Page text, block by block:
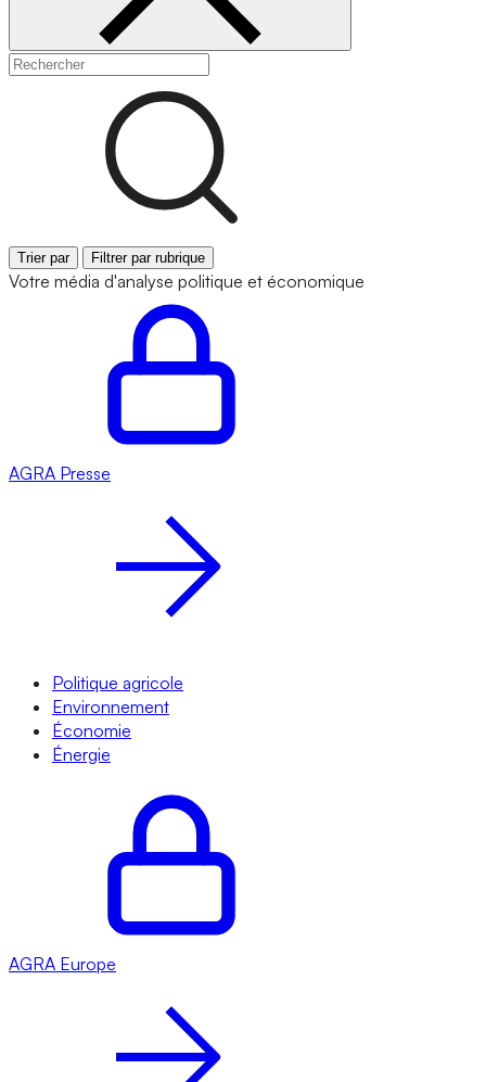
Trier par Filtrer par rubrique
Votre média d'analyse politique et économique
AGRA Presse
Politique agricole
Environnement
Économie
Énergie
AGRA Europe